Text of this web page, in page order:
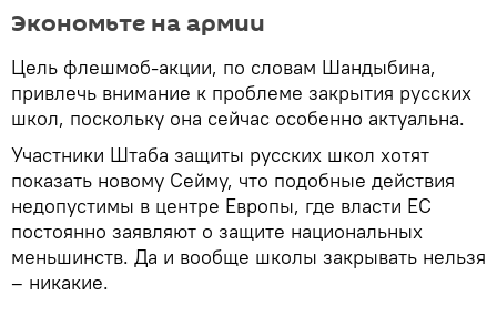
Экономьте на армии
Цель флешмоб-акции, по словам Шандыбина,
привлечь внимание к проблеме закрытия русских
школ, поскольку она сейчас особенно актуальна.
Участники Штаба защиты русских школ хотят
показать новому Сейму, что подобные действия
недопустимы в центре Европы, где власти ЕС
постоянно заявляют о защите национальных
меньшинств. Да и вообще школы закрывать нельзя
– никакие.